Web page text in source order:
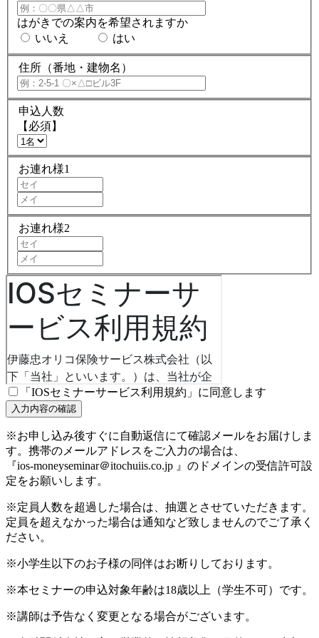
はがきでの案内を希望されますか
いいえ
はい
住所（番地・建物名）
申込人数
【必須】
お連れ様1
お連れ様2
「IOSセミナーサービス利用規約」に同意します
※お申し込み後すぐに自動返信にて確認メールをお届けしま
す。携帯のメールアドレスをご入力の場合は、
『ios-moneyseminar＠itochuiis.co.jp 』のドメインの受信許可設
定をお願いします。
※定員人数を超過した場合は、抽選とさせていただきます。
定員を超えなかった場合は通知など致しませんのでご了承く
ださい。
※小学生以下のお子様の同伴はお断りしております。
※本セミナーの申込対象年齢は18歳以上（学生不可）です。
※講師は予告なく変更となる場合がございます。